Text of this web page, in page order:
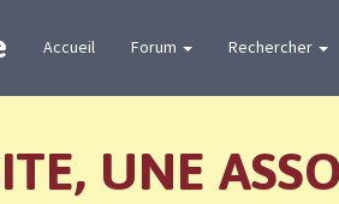
Accueil Forum Rechercher
UNE